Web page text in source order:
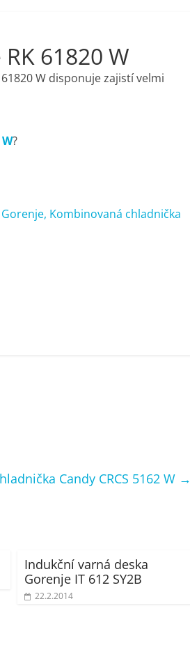
61820 W
W disponuje zajistí velmi
?
Kombinovaná chladnička
Candy CRCS 5162 W →
Indukční varná deska
Gorenje IT 612 SY2B
22.2.2014